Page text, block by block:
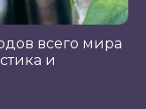
всего мира
и